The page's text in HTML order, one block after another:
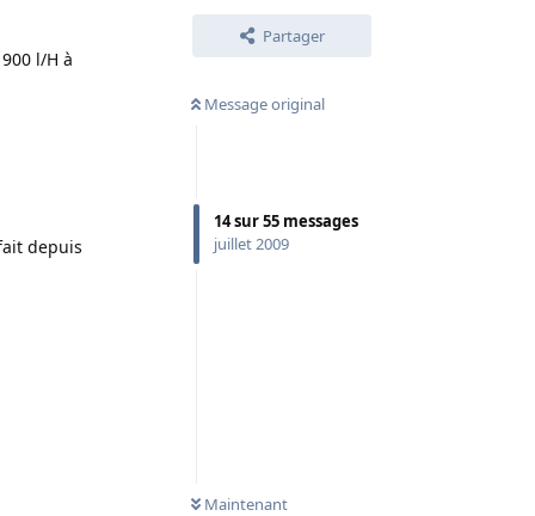
Partager
Message original
14sur55 messages
juillet 2009
Maintenant
l/H à
depuis